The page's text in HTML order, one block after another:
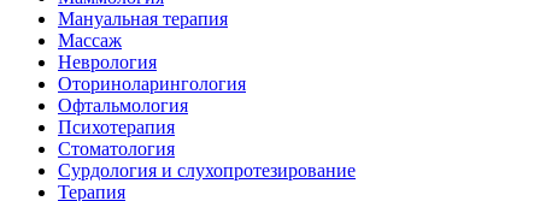
Мануальная терапия
Массаж
Неврология
Оториноларингология
Офтальмология
Психотерапия
Стоматология
Сурдология и слухопротезирование
Терапия